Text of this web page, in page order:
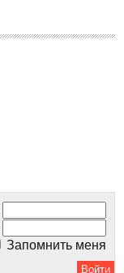
Запомнить меня